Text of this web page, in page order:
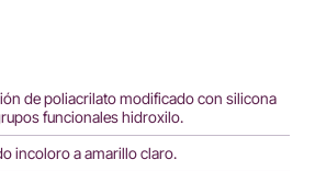
de poliacrilato modificado con silicona
funcionales hidroxilo.
incoloro a amarillo claro.